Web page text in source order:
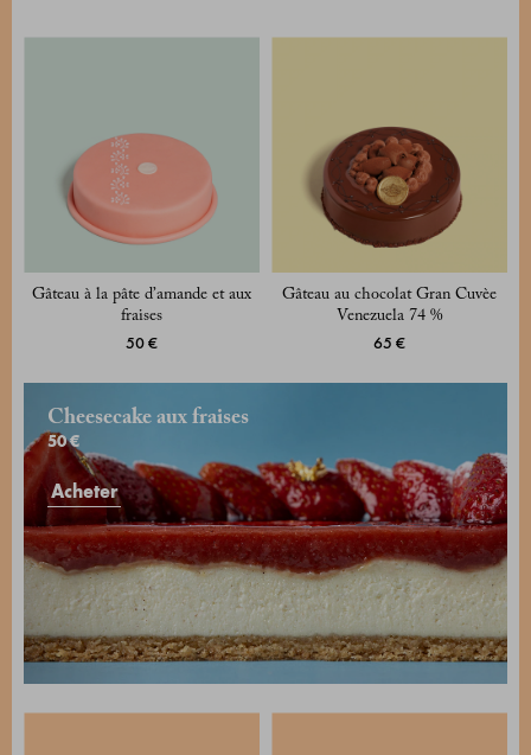
Gâteau à la pâte d’amande et aux
fraises
50 €
Gâteau au chocolat Gran Cuvèe
Venezuela 74 %
65 €
Cheesecake aux fraises
50 €
Acheter